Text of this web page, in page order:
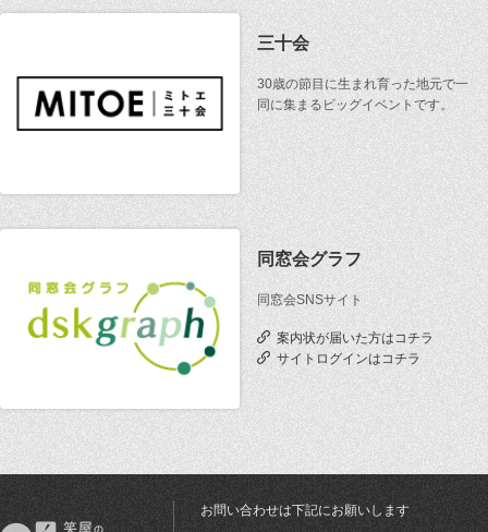
三十会
30歳の節目に生まれ育った地元で一
同に集まるビッグイベントです。
同窓会グラフ
同窓会SNSサイト
案内状が届いた方はコチラ
サイトログインはコチラ
お問い合わせは下記にお願いします